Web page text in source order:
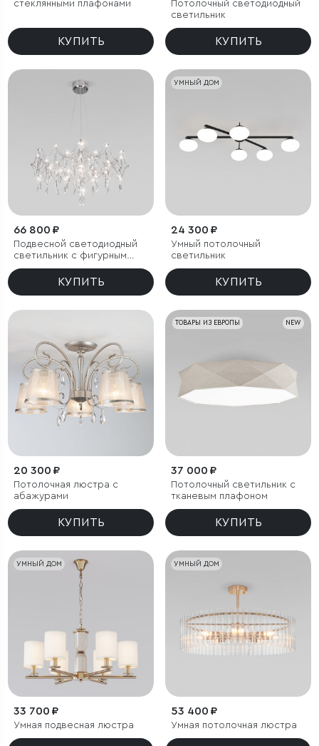
стеклянными плафонами
КУПИТЬ
Потолочный светодиодный
светильник
КУПИТЬ
66 800 ₽
Подвесной светодиодный
светильник с фигурным
хрусталем
КУПИТЬ
УМНЫЙ ДОМ
24 300 ₽
Умный потолочный
светильник
КУПИТЬ
20 300 ₽
Потолочная люстра с
абажурами
КУПИТЬ
NEW
ТОВАРЫ ИЗ ЕВРОПЫ
37 000 ₽
Потолочный светильник с
тканевым плафоном
КУПИТЬ
УМНЫЙ ДОМ
33 700 ₽
Умная подвесная люстра
УМНЫЙ ДОМ
53 400 ₽
Умная потолочная люстра